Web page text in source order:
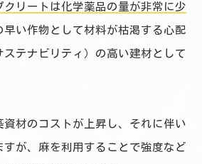
クリートは化学薬品の量が非常に少
早い作物として材料が枯渇する心配
テナビリティ）の高い建材として
資材のコストが上昇し、それに伴い
が、麻を利用することで強度など